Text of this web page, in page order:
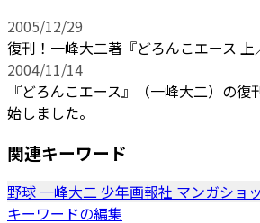
2005/12/29
復刊！一峰大二著『どろんこエース 上
2004/11/14
『どろんこエース』（一峰大二）の
始しました。
関連キーワード
野球 一峰大二少年画報社 マンガショ
キーワードの編集